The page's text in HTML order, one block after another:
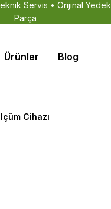
Servis • Orijinal Yedek
Parça
Ürünler Blog
Cihazı